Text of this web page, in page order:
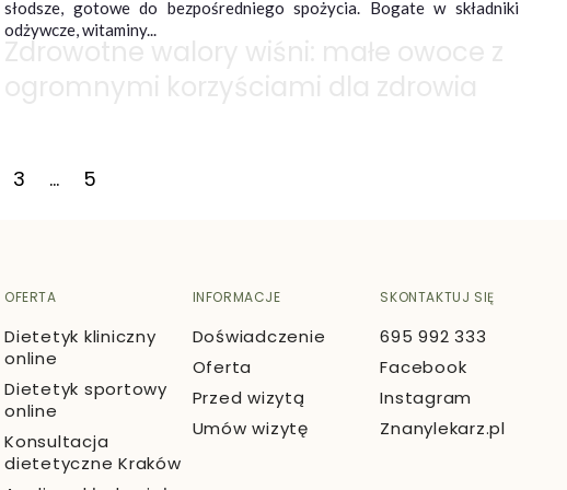
Zdrowotne walory wiśni: małe owoce z
słodsze, gotowe do bezpośredniego spożycia. Bogate w składniki
odżywcze, witaminy...
3 … 5
OFERTA
Dietetyk kliniczny
online
Dietetyk sportowy
online
Konsultacja
dietetyczne Kraków
INFORMACJE
Doświadczenie
Oferta
Przed wizytą
Umów wizytę
SKONTAKTUJ SIĘ
695 992 333
Facebook
Instagram
Znanylekarz.pl